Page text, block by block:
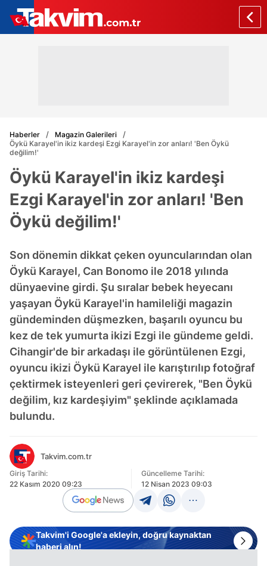
Haberler
Magazin Galerileri
Öykü Karayel'in ikiz kardeşi Ezgi Karayel'in zor anları! 'Ben Öykü
değilim!'
Öykü Karayel'in ikiz kardeşi
Ezgi Karayel'in zor anları! 'Ben
Öykü değilim!'
Son dönemin dikkat çeken oyuncularından olan
Öykü Karayel, Can Bonomo ile 2018 yılında
dünyaevine girdi. Şu sıralar bebek heyecanı
yaşayan Öykü Karayel'in hamileliği magazin
gündeminden düşmezken, başarılı oyuncu bu
kez de tek yumurta ikizi Ezgi ile gündeme geldi.
Cihangir'de bir arkadaşı ile görüntülenen Ezgi,
oyuncu ikizi Öykü Karayel ile karıştırılıp fotoğraf
çektirmek isteyenleri geri çevirerek, "Ben Öykü
değilim, kız kardeşiyim" şeklinde açıklamada
bulundu.
Takvim.com.tr
Giriş Tarihi:
22 Kasım 2020 09:23
Güncelleme Tarihi:
12 Nisan 2023 09:03
Takvim'i Google'a ekleyin, doğru kaynaktan
haberi alın!